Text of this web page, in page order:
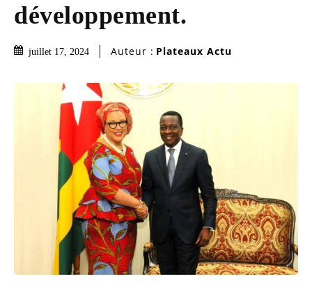
développement.
juillet 17, 2024 Auteur : Plateaux Actu